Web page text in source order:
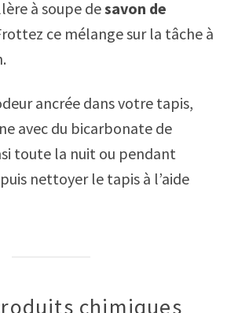
à soupe desavon de
ce mélange sur la tâche à
ancrée dans votre tapis,
avec du bicarbonate de
toute la nuit ou pendant
nettoyer le tapis à l’aide
chimiques